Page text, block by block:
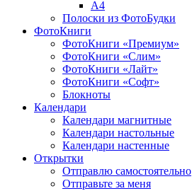
A4
Полоски из ФотоБудки
ФотоКниги
ФотоКниги «Премиум»
ФотоКниги «Слим»
ФотоКниги «Лайт»
ФотоКниги «Софт»
Блокноты
Календари
Календари магнитные
Календари настольные
Календари настенные
Открытки
Отправлю самостоятельно
Отправьте за меня